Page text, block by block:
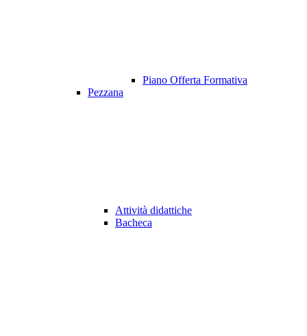
Piano Offerta Formativa
Pezzana
Attività didattiche
Bacheca